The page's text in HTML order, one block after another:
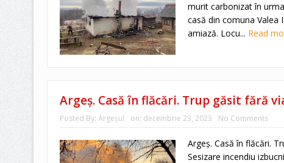
murit carbonizat în
casă din comuna Valea
amiază. Locu... Read
Argeș. Casă în flăcări. Trup găsit fără
Posted By: Argeşul on: decembrie 23, 2023 No Comments
Argeș. Casă în flăcări.
Sesizare incendiu